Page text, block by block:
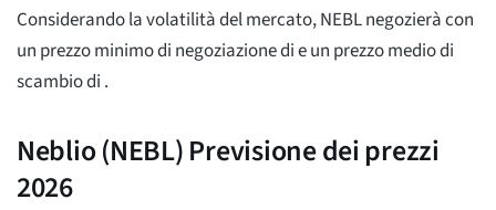
Considerando la volatilità del mercato, NEBL negozierà con
un prezzo minimo di negoziazione die un prezzo medio di
scambio di .
Neblio (NEBL) Previsione dei prezzi
2026